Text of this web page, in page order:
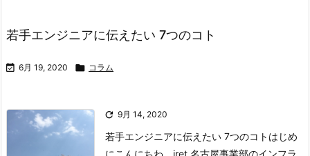
若手エンジニアに伝えたい 7つのコト
 6月 19, 2020  コラム
 9月 14, 2020
若手エンジニアに伝えたい 7つのコトはじめ
にこんにちわ、iret 名古屋事業部のインフラ